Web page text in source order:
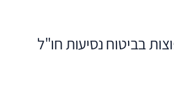
בביטוח נסיעות חו"ל